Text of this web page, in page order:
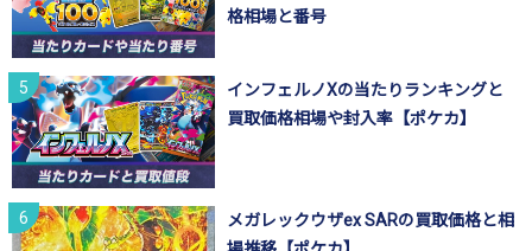
格相場と番号
インフェルノXの当たりランキングと
買取価格相場や封入率【ポケカ】
メガレックウザex SARの買取価格と相